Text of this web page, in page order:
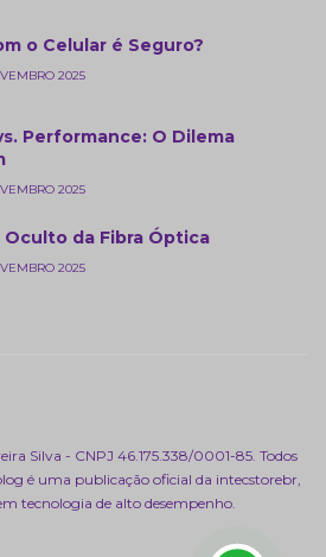
o Celular é Seguro?
2025
Performance: O Dilema
2025
Oculto da Fibra Óptica
2025
Silva - CNPJ 46.175.338/0001-85. Todos
é uma publicação oficial da intecstorebr
tecnologia de alto desempenho.